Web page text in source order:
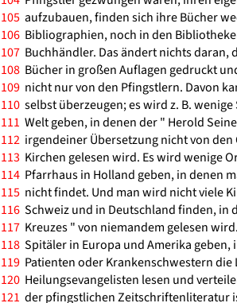
105 aufzubauen, finden sich ihre Bücher
106 Bibliographien, noch in den
107 Buchhändler. Das ändert nichts daran,
108 Bücher in großen Auflagen gedruckt
109 nicht nur von den Pfingstlern. Davon
110 selbst überzeugen; es wird z. B.
111 Welt geben, in denen der " Herold
112 irgendeiner Übersetzung nicht von
113 Kirchen gelesen wird. Es wird wenige
114 Pfarrhaus in Holland geben, in denen
115 nicht findet. Und man wird nicht viele
116 Schweiz und in Deutschland finden, in
117 Kreuzes " von niemandem gelesen
118 Spitäler in Europa und Amerika geben,
119 Patienten oder Krankenschwestern
120 Heilungsevangelisten lesen und
121 der pfingstlichen Zeitschriftenliteratur